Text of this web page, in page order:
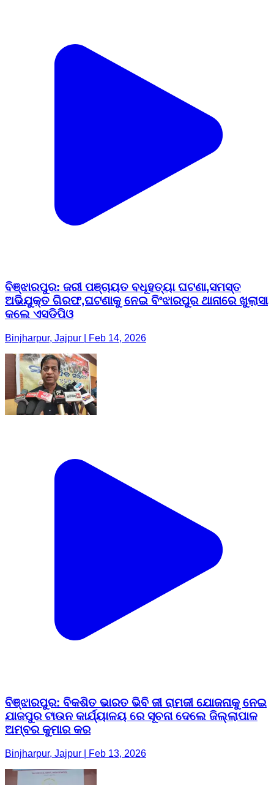
ବିଞ୍ଝାରପୁର: ଜରୀ ପଞ୍ଚାୟତ ବଧୂହତ୍ୟା ଘଟଣା,ସମସ୍ତ
ଅଭିଯୁକ୍ତ ଗିରଫ,ଘଟଣାକୁ ନେଇ ବିଂଝାରପୁର ଥାନାରେ ଖୁଲାସା
କଲେ ଏସଡିପିଓ
Binjharpur, Jajpur | Feb 14, 2026
ବିଞ୍ଝାରପୁର: ବିକଶିତ ଭାରତ ଭିବି ଜୀ ରାମଜୀ ଯୋଜନାକୁ ନେଇ
ଯାଜପୁର ଟାଉନ କାର୍ଯ୍ୟାଳୟ ରେ ସୂଚନା ଦେଲେ ଜିଲ୍ଲାପାଳ
ଅମ୍ବର କୁମାର କର
Binjharpur, Jajpur | Feb 13, 2026